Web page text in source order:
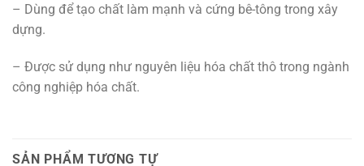
– Dùng để tạo chất làm mạnh và cứng bê-tông trong xây
dựng.
– Được sử dụng như nguyên liệu hóa chất thô trong ngành
công nghiệp hóa chất.
SẢN PHẨM TƯƠNG TỰ